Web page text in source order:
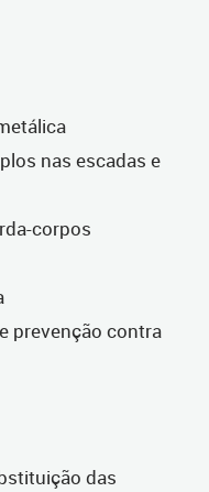
nas escadas e
corpos
prevenção contra
das